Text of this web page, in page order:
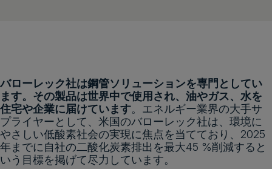
バローレック社は鋼管ソリューションを専門としてい
ます。その製品は世界中で使用され、油やガス、水を
住宅や企業に届けています。エネルギー業界の大手サ
プライヤーとして、米国のバローレック社は、環境に
やさしい低酸素社会の実現に焦点を当てており、2025
年までに自社の二酸化炭素排出を最大45 %削減すると
いう目標を掲げて尽力しています。